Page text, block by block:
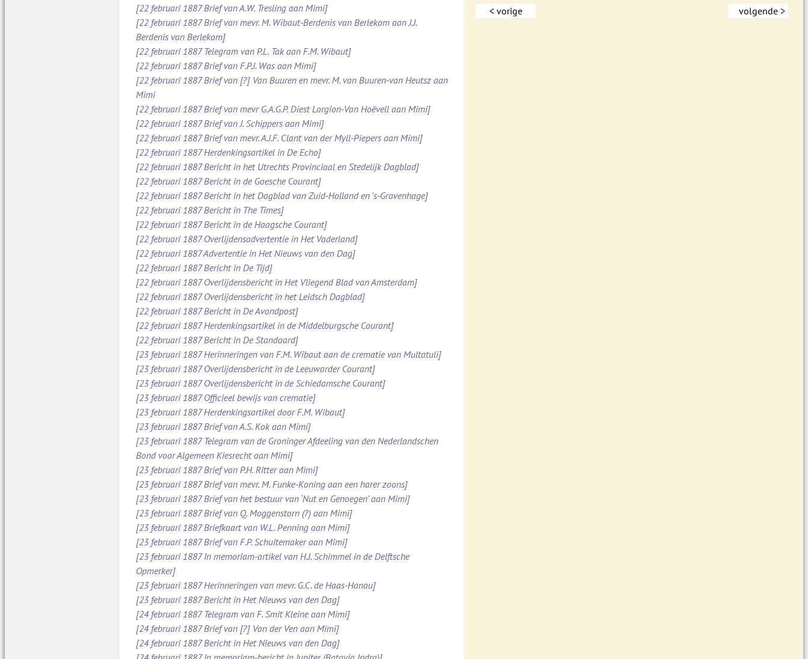
[22 februari 1887 Brief van A.W. Tresling aan Mimi]
[22 februari 1887 Brief van mevr. M. Wibaut-Berdenis van Berlekom aan J.J.
Berdenis van Berlekom]
[22 februari 1887 Telegram van P.L. Tak aan F.M. Wibaut]
[22 februari 1887 Brief van F.P.J. Was aan Mimi]
[22 februari 1887 Brief van [?] Van Buuren en mevr. M. van Buuren-van Heutsz aan
Mimi
[22 februari 1887 Brief van mevr G.A.G.P. Diest Lorgion-Van Hoëvell aan Mimi]
[22 februari 1887 Brief van J. Schippers aan Mimi]
[22 februari 1887 Brief van mevr. A.J.F. Clant van der Myll-Piepers aan Mimi]
[22 februari 1887 Herdenkingsartikel in De Echo]
[22 februari 1887 Bericht in het Utrechts Provinciaal en Stedelijk Dagblad]
[22 februari 1887 Bericht in de Goesche Courant]
[22 februari 1887 Bericht in het Dagblad van Zuid-Holland en 's-Gravenhage]
[22 februari 1887 Bericht in The Times]
[22 februari 1887 Bericht in de Haagsche Courant]
[22 februari 1887 Overlijdensadvertentie in Het Vaderland]
[22 februari 1887 Advertentie in Het Nieuws van den Dag]
[22 februari 1887 Bericht in De Tijd]
[22 februari 1887 Overlijdensbericht in Het Vliegend Blad van Amsterdam]
[22 februari 1887 Overlijdensbericht in het Leidsch Dagblad]
[22 februari 1887 Bericht in De Avondpost]
[22 februari 1887 Herdenkingsartikel in de Middelburgsche Courant]
[22 februari 1887 Bericht in De Standaard]
[23 februari 1887 Herinneringen van F.M. Wibaut aan de crematie van Multatuli]
[23 februari 1887 Overlijdensbericht in de Leeuwarder Courant]
[23 februari 1887 Overlijdensbericht in de Schiedamsche Courant]
[23 februari 1887 Officieel bewijs van crematie]
[23 februari 1887 Herdenkingsartikel door F.M. Wibaut]
[23 februari 1887 Brief van A.S. Kok aan Mimi]
[23 februari 1887 Telegram van de Groninger Afdeeling van den Nederlandschen
Bond voor Algemeen Kiesrecht aan Mimi]
[23 februari 1887 Brief van P.H. Ritter aan Mimi]
[23 februari 1887 Brief van mevr. M. Funke-Koning aan een harer zoons]
[23 februari 1887 Brief van het bestuur van ‘Nut en Genoegen’ aan Mimi]
[23 februari 1887 Brief van Q. Moggenstorn (?) aan Mimi]
[23 februari 1887 Briefkaart van W.L. Penning aan Mimi]
[23 februari 1887 Brief van F.P. Schuitemaker aan Mimi]
[23 februari 1887 In memoriam-artikel van H.J. Schimmel in de Delftsche
Opmerker]
[23 februari 1887 Herinneringen van mevr. G.C. de Haas-Hanau]
[23 februari 1887 Bericht in Het Nieuws van den Dag]
[24 februari 1887 Telegram van F. Smit Kleine aan Mimi]
[24 februari 1887 Brief van [?] Van der Ven aan Mimi]
[24 februari 1887 Bericht in Het Nieuws van den Dag]
< vorige volgende >